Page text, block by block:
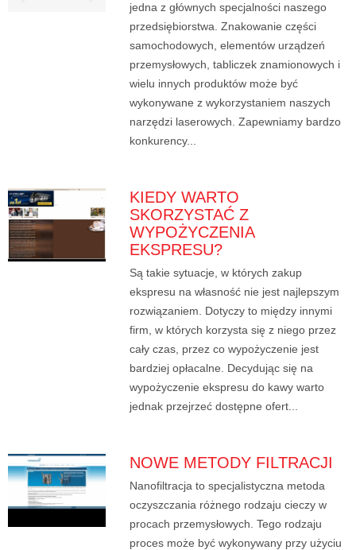
jedna z głównych specjalności naszego
przedsiębiorstwa. Znakowanie części
samochodowych, elementów urządzeń
przemysłowych, tabliczek znamionowych i
wielu innych produktów może być
wykonywane z wykorzystaniem naszych
narzędzi laserowych. Zapewniamy bardzo
konkurency...
KIEDY WARTO
SKORZYSTAĆ Z
WYPOŻYCZENIA
EKSPRESU?
Są takie sytuacje, w których zakup
ekspresu na własność nie jest najlepszym
rozwiązaniem. Dotyczy to między innymi
firm, w których korzysta się z niego przez
cały czas, przez co wypożyczenie jest
bardziej opłacalne. Decydując się na
wypożyczenie ekspresu do kawy warto
jednak przejrzeć dostępne ofert...
NOWE METODY FILTRACJI
Nanofiltracja to specjalistyczna metoda
oczyszczania różnego rodzaju cieczy w
procach przemysłowych. Tego rodzaju
proces może być wykonywany przy użyciu